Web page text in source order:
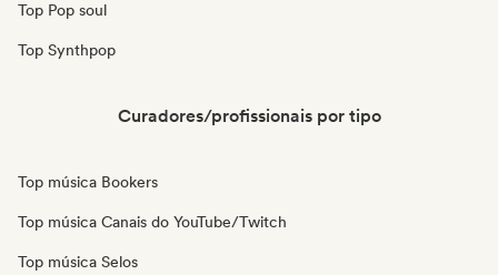
Top Pop soul
Top Synthpop
Curadores/profissionais por tipo
Top música Bookers
Top música Canais do YouTube/Twitch
Top música Selos